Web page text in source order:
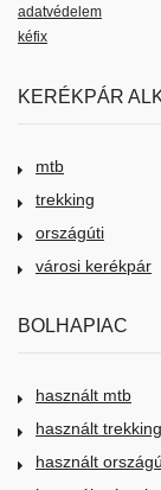
adatvédelem
kéfix
KERÉKPÁR
mtb
trekking
országúti
városi kerékpár
BOLHAPIAC
használt mtb
használt trekking
használt